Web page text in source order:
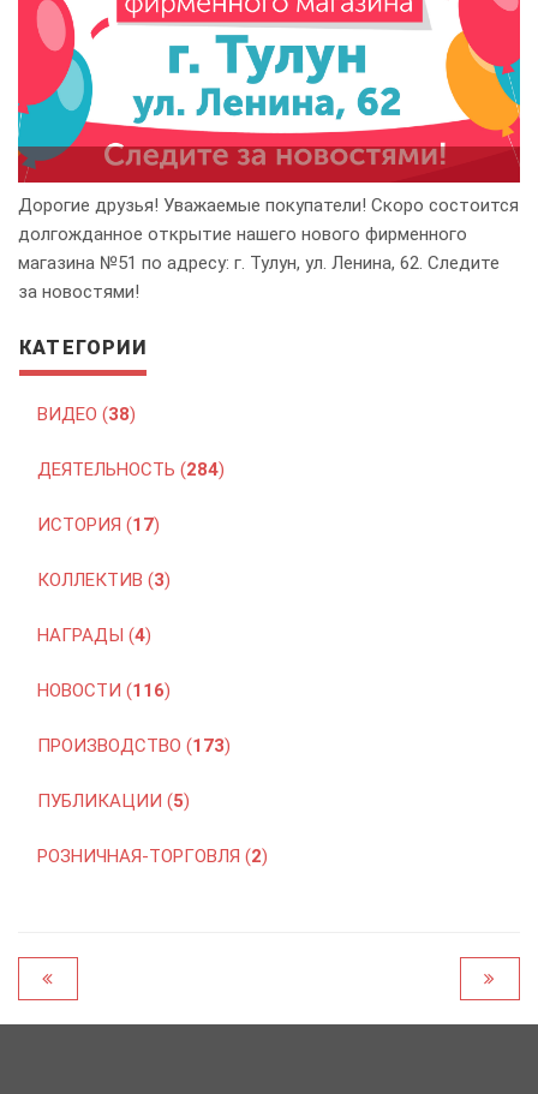
Дорогие друзья! Уважаемые покупатели! Скоро состоится
долгожданное открытие нашего нового фирменного
магазина №51 по адресу: г. Тулун, ул. Ленина, 62. Следите
за новостями!
КАТЕГОРИИ
ВИДЕО (38)
ДЕЯТЕЛЬНОСТЬ (284)
ИСТОРИЯ (17)
КОЛЛЕКТИВ (3)
НАГРАДЫ (4)
НОВОСТИ (116)
ПРОИЗВОДСТВО (173)
ПУБЛИКАЦИИ (5)
РОЗНИЧНАЯ-ТОРГОВЛЯ (2)